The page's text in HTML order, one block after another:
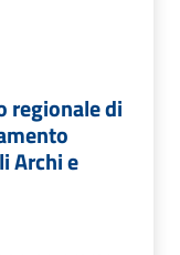
regionale di
Archi e